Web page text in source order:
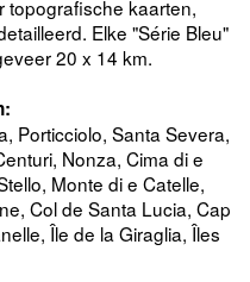
topografische kaarten,
Elke "Série Bleu"
20 x 14 km.
Porticciolo, Santa Severa,
Nonza, Cima di e
Monte di e Catelle,
Col de Santa Lucia, Cap
Île de la Giraglia, Îles